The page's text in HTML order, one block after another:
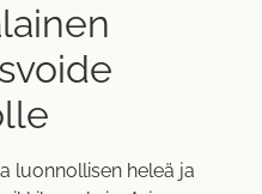
luonnollisen heleä ja